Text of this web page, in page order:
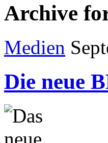
Archive
Medien
Die neue